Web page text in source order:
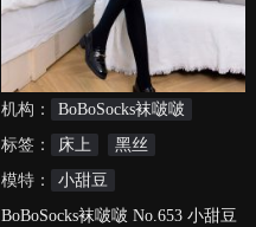
机构：
BoBoSocks袜啵啵
标签：
床上
黑丝
模特：
小甜豆
BoBoSocks袜啵啵 No.653 小甜豆